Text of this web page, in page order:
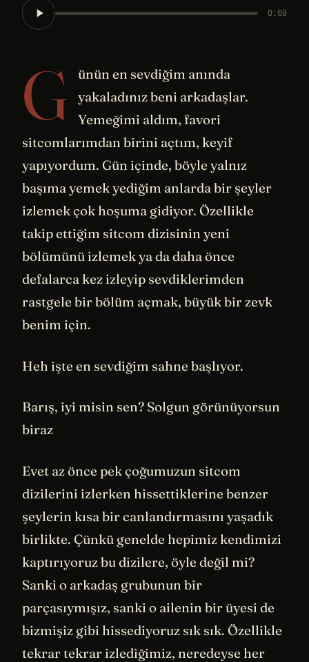
0:00
G
ünün en sevdiğim anında
yakaladınız beni arkadaşlar.
Yemeğimi aldım, favori
sitcomlarımdan birini açtım, keyif
yapıyordum. Gün içinde, böyle yalnız
başıma yemek yediğim anlarda bir şeyler
izlemek çok hoşuma gidiyor. Özellikle
takip ettiğim sitcom dizisinin yeni
bölümünü izlemek ya da daha önce
defalarca kez izleyip sevdiklerimden
rastgele bir bölüm açmak, büyük bir zevk
benim için.
Heh işte en sevdiğim sahne başlıyor.
Barış, iyi misin sen? Solgun görünüyorsun
biraz
Evet az önce pek çoğumuzun sitcom
dizilerini izlerken hissettiklerine benzer
şeylerin kısa bir canlandırmasını yaşadık
birlikte. Çünkü genelde hepimiz kendimizi
kaptırıyoruz bu dizilere, öyle değil mi?
Sanki o arkadaş grubunun bir
parçasıymışız, sanki o ailenin bir üyesi de
bizmişiz gibi hissediyoruz sık sık. Özellikle
tekrar tekrar izlediğimiz, neredeyse her